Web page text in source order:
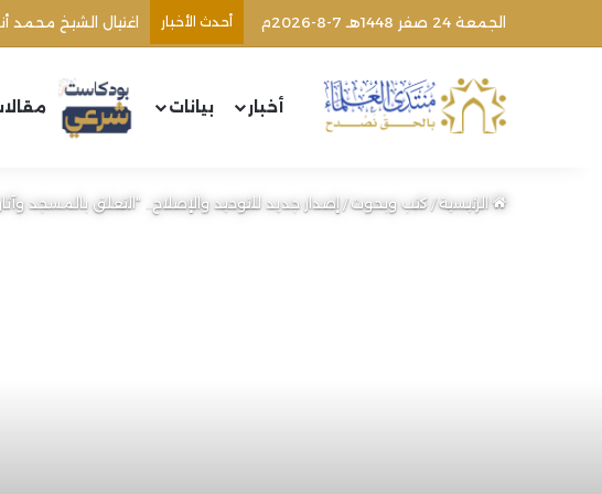
الجمعة 24 صفر 1448هـ 7-8-2026م أحدث الأخبار اغتيال الشيخ محمد
أخبار بيانات
الرئيسية/كتب وبحوث/إصدار جديد للتوحيد والإصلاح.. “التعلق بالمسجد